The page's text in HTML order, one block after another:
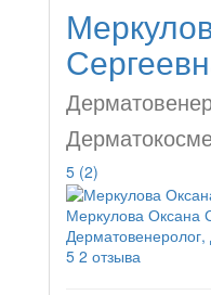
5 (2)
Меркулова Оксана
5 2 отзыва